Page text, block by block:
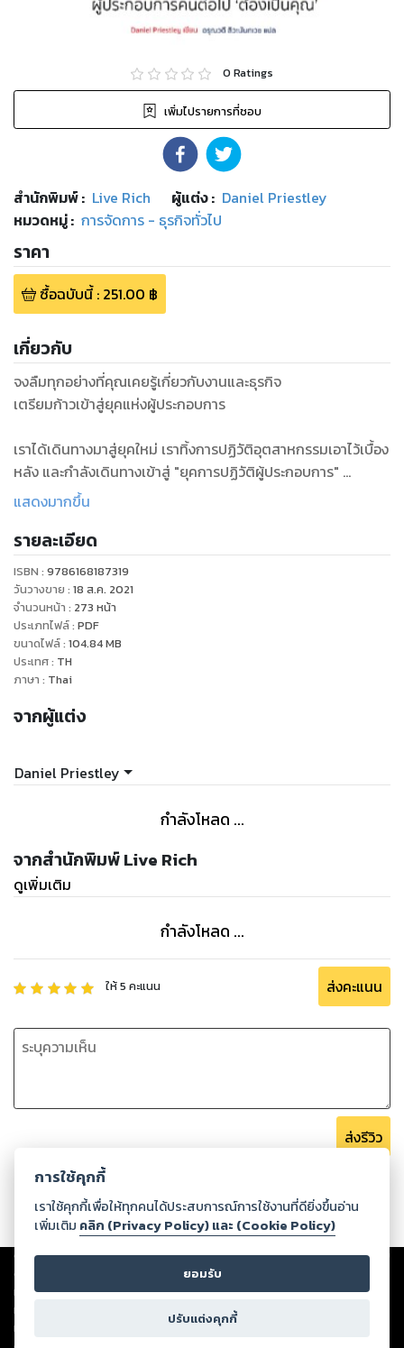
0 Ratings
เพิ่มไปรายการที่ชอบ
สำนักพิมพ์: Live Rich ผู้แต่ง : Daniel Priestley
หมวดหมู่: การจัดการ - ธุรกิจทั่วไป
ราคา
ซื้อฉบับนี้: 251.00 ฿
เกี่ยวกับ
จงลืมทุกอย่างที่คุณเคยรู้เกี่ยวกับงานและธุรกิจ
เตรียมก้าวเข้าสู่ยุคแห่งผู้ประกอบการ
เราได้เดินทางมาสู่ยุคใหม่ เราทิ้งการปฏิวัติอุตสาหกรรมเอาไว้เบื้อง
หลัง และกำลังเดินทางเข้าสู่ "ยุคการปฏิวัติผู้ประกอบการ"
เล็ก ๆ สามารถทำตลาดไปได้ทั่วโลก เข้าถึงโรงงาน ระดมเงินทุนได้
สร้างแบรนด์ของตัวเอง เปิดทำการ 24/7 และพัฒนานวัตกรรมได้
รวดเร็วขึ้น
ธุรกิจขนาดเล็กในตอนนี้ สามารถทำได้แทบทุกอย่างที่ธุรกิจขนาด
ใหญ่ทำได้ และบางครั้งอาจทำได้มากกว่าด้วยซ้ำ
ประสบความสำเร็จ และไม่ใช่แค่โอกาสดาด ๆ อันไหนก็ได้ แต่ต้อง
เป็นโอกาสที่เหมาะกับตัวคุณเอง
เพราะผู้ประกอบการคนต่อไป "ต้องเป็นคุณ"
แสดงมากขึ้น
รายละเอียด
ISBN : 9786168187319
วันวางขาย : 18 ส.ค. 2021
จำนวนหน้า : 273 หน้า
ประเภทไฟล์: PDF
ขนาดไฟล์: 104.84MB
ประเทศ: TH
ภาษา : Thai
จากผู้แต่ง
Daniel Priestley
กำลังโหลด ...
จากสำนักพิมพ์ Live Rich
ดูเพิ่มเติม
กำลังโหลด ...
ให้5 คะแนน ส่งคะแนน
ส่งรีวิว
Copyright ©2026Storylog Co., Ltd. - สตอรี่ล็อกขอสงวนสิทธิ์ไม่รับผิดชอบ
ต่อผลงานหรือเนื้อหาใดที่อัปโหลดผ่านเว็บไซต์และปรากฏว่าละเมิดสิทธิใน
ทรัพย์สินทางปัญญาของบุคคลอื่นหรือขัดต่อกฎหมายและศีลธรรม ดังนั้น ผู้อ่าน
ทุกท่านโปรดใช้วิจารณญาณในการกลั่นกรองด้วยตนเอง และหากท่านพบว่าส่วน
หนึ่งส่วนใดขัดต่อกฎหมายและศีลธรรม กรุณาแจ้งมายังบริษัท เพื่อทีมงานจะได้
การใช้คุกกี้
เราใช้คุกกี้เพื่อให้ทุกคนได้ประสบการณ์การใช้งานที่ดียิ่งขึ้นอ่าน
เพิ่มเติม คลิก (Privacy Policy) และ (Cookie Policy)
ยอมรับ
ปรับแต่งคุกกี้